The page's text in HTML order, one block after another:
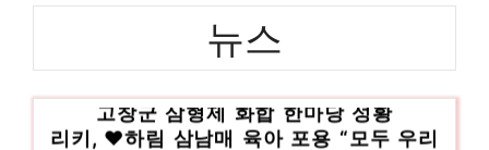
닥터유단백질바50g 기분 좋아지는, 당신만의
제품 인기 상품 추천 제품 2023
상품 추천 제품 2023
뉴스
고창군 삼형제 화합 한마당 성황
리키, ♥하림 삼남매 육아 포용 “모두 우리